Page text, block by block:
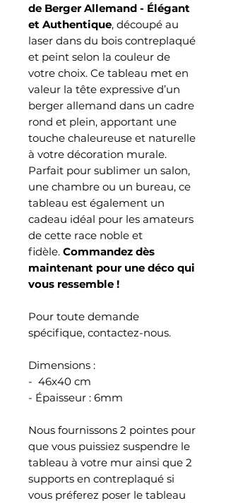
de Berger Allemand - Élégant
et Authentique, découpé au
laser dans du bois contreplaqué
et peint selon la couleur de
votre choix. Ce tableau met en
valeur la tête expressive d’un
berger allemand dans un cadre
rond et plein, apportant une
touche chaleureuse et naturelle
à votre décoration murale.
Parfait pour sublimer un salon,
une chambre ou un bureau, ce
tableau est également un
cadeau idéal pour les amateurs
de cette race noble et
fidèle. Commandez dès
maintenant pour une déco qui
vous ressemble !
Pour toute demande
spécifique, contactez-nous.
Dimensions :
- 46x40 cm
- Épaisseur : 6mm
Nous fournissons 2 pointes pour
que vous puissiez suspendre le
tableau à votre mur ainsi que 2
supports en contreplaqué si
vous préferez poser le tableau